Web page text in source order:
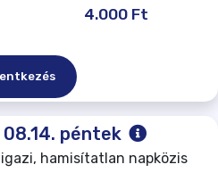
4.000 Ft
08.14. péntek
hamisítatlan napközis